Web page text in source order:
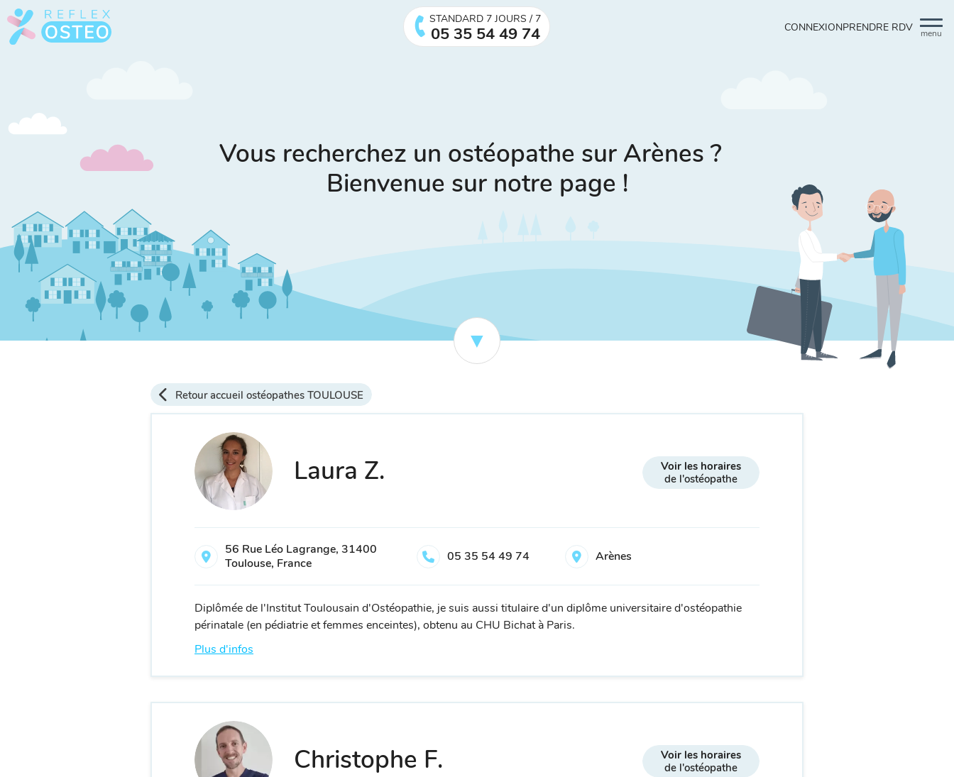
menu
STANDARD 7 JOURS / 7
05 35 54 49 74 CONNEXIONPRENDRE RDV
Vous recherchez un ostéopathe sur Arènes ?
Bienvenue sur notre page !
Retour accueil ostéopathes TOULOUSE
Laura Z.
Voir les horaires
de l'ostéopathe
56 Rue Léo Lagrange, 31400
Toulouse, France
05 35 54 49 74 Arènes
Diplômée de l'Institut Toulousain d'Ostéopathie, je suis aussi titulaire d'un diplôme universitaire d'ostéopathie
périnatale (en pédiatrie et femmes enceintes), obtenu au CHU Bichat à Paris.
Plus d'infos
Christophe F.
Voir les horaires
de l'ostéopathe